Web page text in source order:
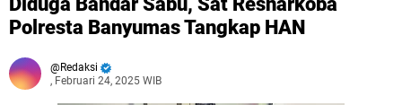
Polresta Banyumas Tangkap HAN
Redaksi
, Februari 24, 2025 WIB